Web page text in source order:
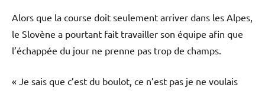
Alors que la course doit seulement arriver dans les Alpes,
le Slovène a pourtant fait travailler son équipe afin que
l’échappée du jour ne prenne pas trop de champs.
« Je sais que c’est du boulot, ce n’est pas je ne voulais